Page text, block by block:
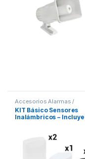
Accesorios Alarmas /
Domotica Alarmas / Casa
Inteligente
KIT Básico Sensores
Inalámbricos – Incluye
con Honeywell y